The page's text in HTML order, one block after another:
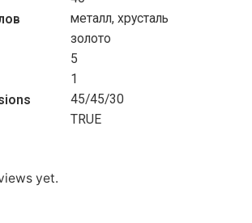
металл, хрусталь
золото
5
1
45/45/30
TRUE
yet.